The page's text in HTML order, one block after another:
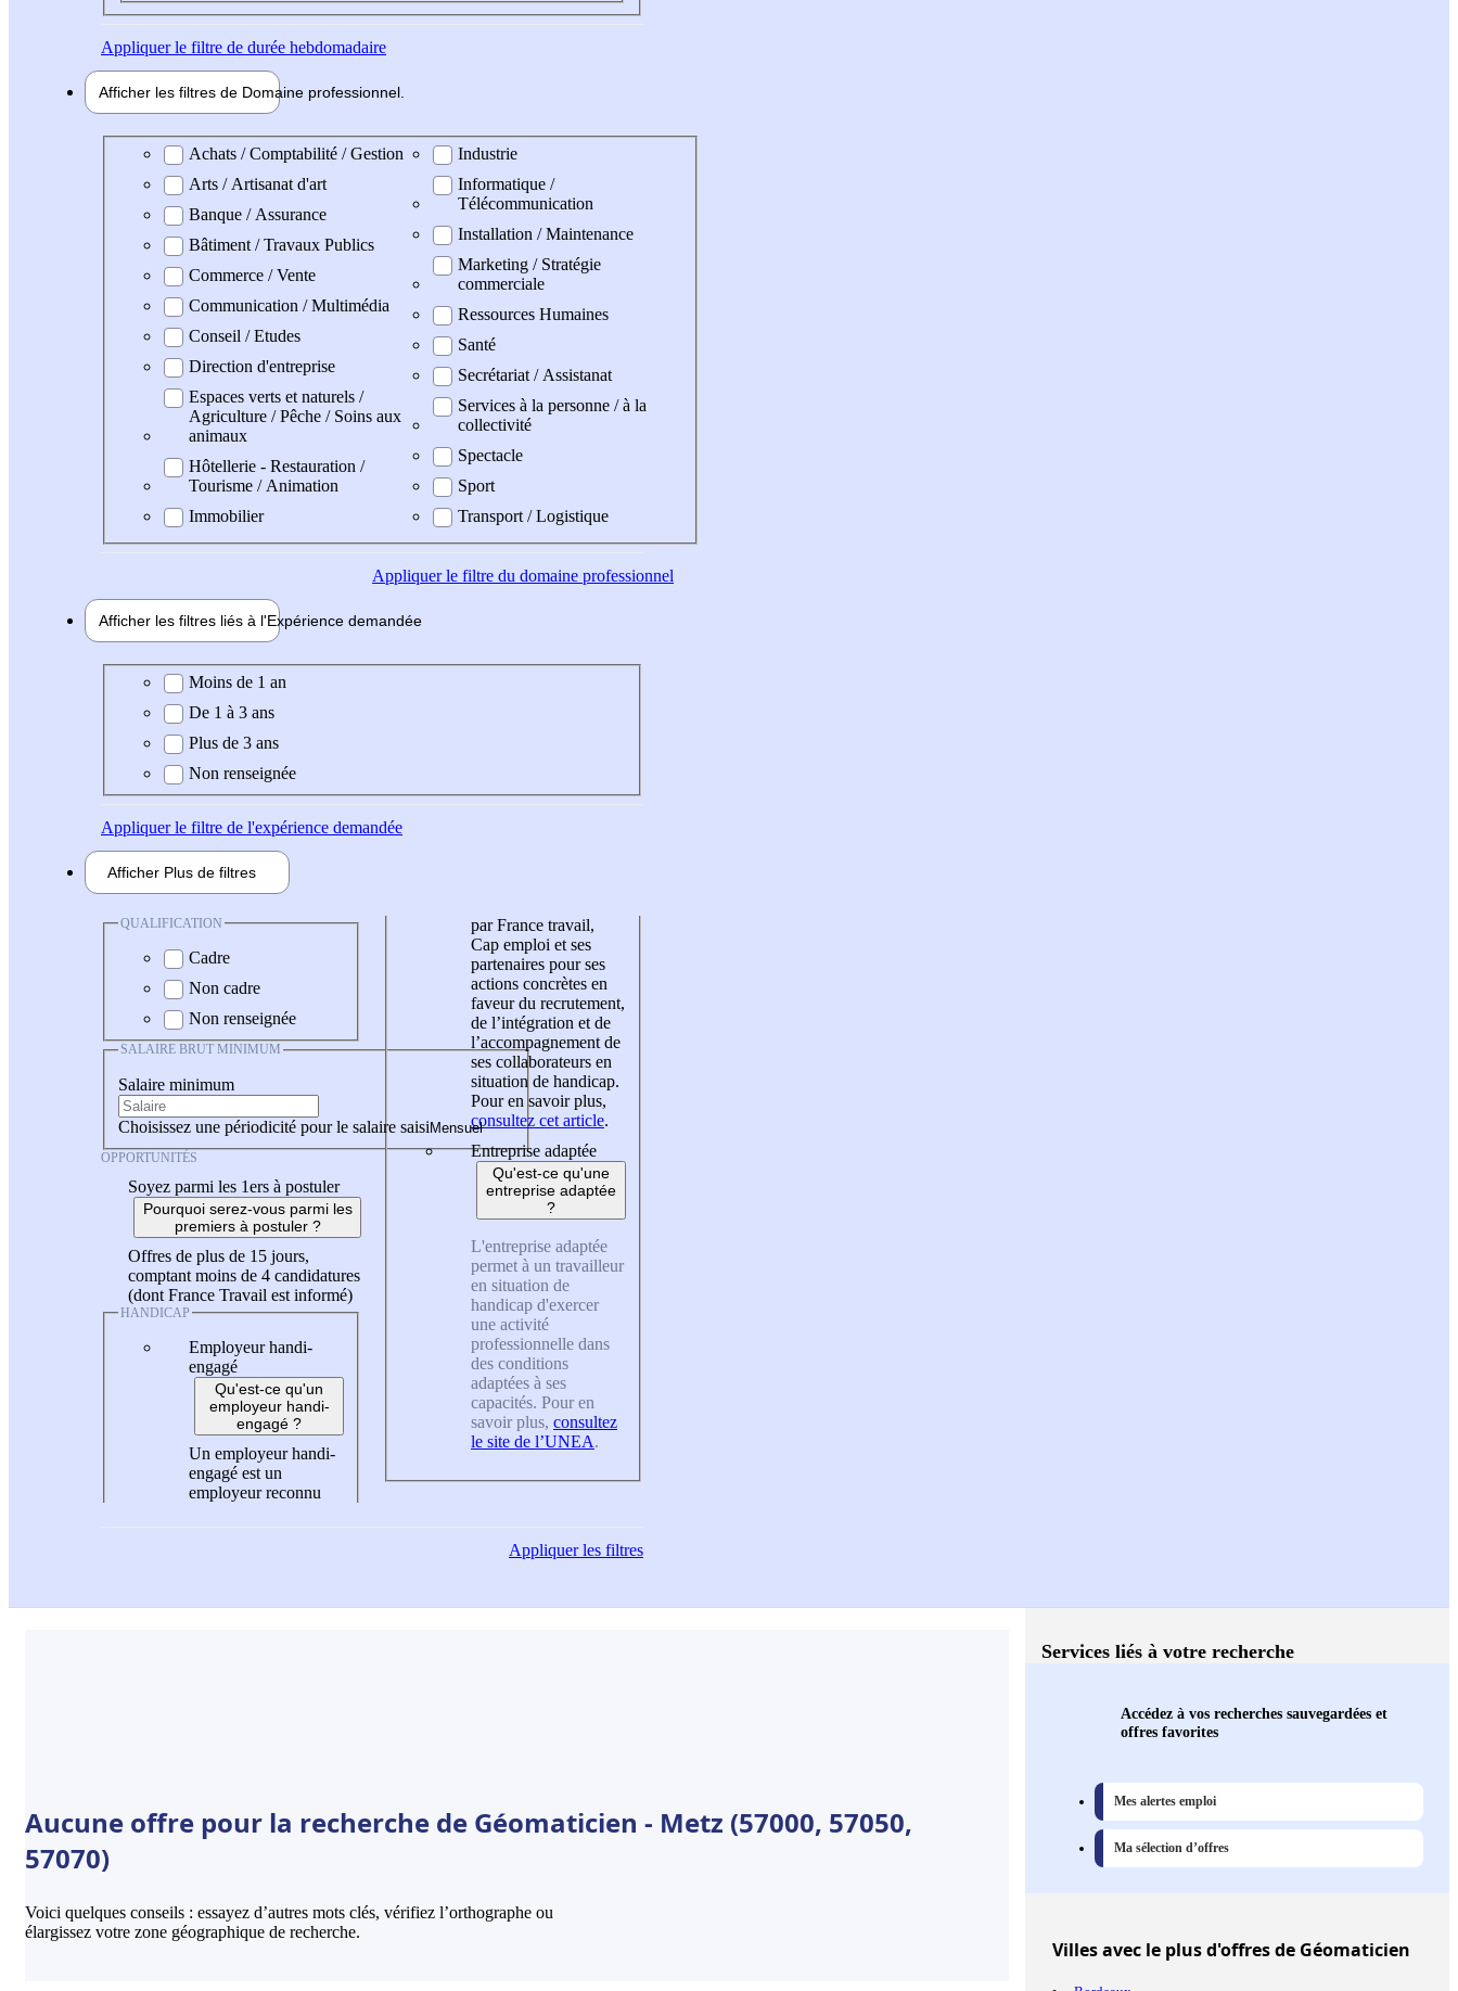
Appliquerle filtre de durée hebdomadaire
Afficher les filtres de Domaine professionnel
Domaine professionel
Achats / Comptabilité / Gestion
Arts / Artisanat d'art
Banque / Assurance
Bâtiment / Travaux Publics
Commerce / Vente
Communication / Multimédia
Conseil / Etudes
Direction d'entreprise
Espaces verts et naturels /
Agriculture / Pêche / Soins aux
animaux
Hôtellerie - Restauration /
Tourisme / Animation
Immobilier
Industrie
Informatique /
Télécommunication
Installation / Maintenance
Marketing / Stratégie
commerciale
Ressources Humaines
Santé
Secrétariat / Assistanat
Services à la personne / à la
collectivité
Spectacle
Sport
Transport / Logistique
Appliquerle filtre du domaine professionnel
Afficher les filtres liés à l'Expérience demandée
Expérience demandée
Moins de 1 an
De 1 à 3 ans
Plus de 3 ans
Non renseignée
Appliquerle filtre de l'expérience demandée
Afficher Plus de filtres
QUALIFICATION
Cadre
Non cadre
Non renseignée
SALAIRE BRUT MINIMUM
Salaire minimum
Choisissez une périodicité pour le salaire saisi
OPPORTUNITÉS
Soyez parmi les 1ers à postuler
Pourquoi serez-vous parmi les
premiers à postuler ?
Offres de plus de 15 jours,
comptant moins de 4 candidatures
(dont France Travail est informé)
HANDICAP
Employeur handi-
engagé
Qu'est-ce qu'un
employeur handi-
engagé ?
Un employeur handi-
engagé est un
employeur reconnu
par France travail,
Cap emploi et ses
partenaires pour ses
actions concrètes en
faveur du recrutement,
de l’intégration et de
l’accompagnement de
ses collaborateurs en
situation de handicap.
Pour en savoir plus,
consultez cet article.
Entreprise adaptée
Qu'est-ce qu'une
entreprise adaptée
?
L'entreprise adaptée
permet à un travailleur
en situation de
handicap d'exercer
une activité
professionnelle dans
des conditions
adaptées à ses
capacités. Pour en
savoir plus, consultez
le site de l’UNEA.
Appliquerles filtres
Aucune offre pour la recherche de Géomaticien - Metz (57000, 57050,
57070)
Voici quelques conseils : essayez d’autres mots clés, vérifiez l’orthographe ou
élargissez votre zone géographique de recherche.
Services liés à votre recherche
Accédez à vos recherches sauvegardées et
offres favorites
Mes alertes emploi
Ma sélection d’offres
Villesavec le plus d'offres de Géomaticien